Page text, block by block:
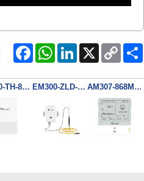
FacebookWhatsAppLinkedInX
Copy
Link
EM320-TH-868M EM300-ZLD-868M AM307-868M Senzor kvality ovzduší, CO2, teploty, vlhkosti, NFC, IP30